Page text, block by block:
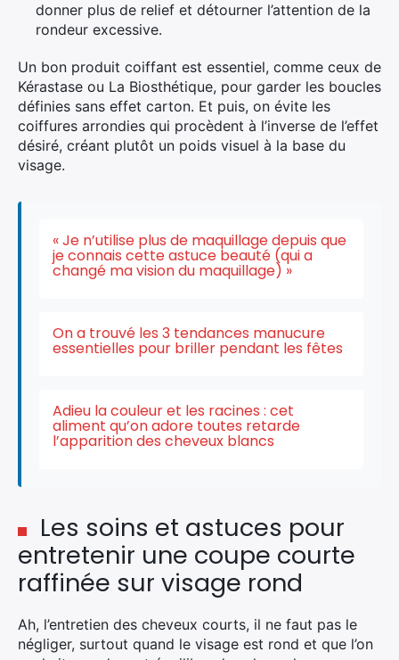
donner plus de relief et détourner l’attention de la
rondeur excessive.
Un bon produit coiffant est essentiel, comme ceux de
Kérastase ou La Biosthétique, pour garder les boucles
définies sans effet carton. Et puis, on évite les
coiffures arrondies qui procèdent à l’inverse de l’effet
désiré, créant plutôt un poids visuel à la base du
visage.
« Je n’utilise plus de maquillage depuis que
je connais cette astuce beauté (qui a
changé ma vision du maquillage) »
On a trouvé les 3 tendances manucure
essentielles pour briller pendant les fêtes
Adieu la couleur et les racines : cet
aliment qu’on adore toutes retarde
l’apparition des cheveux blancs
Les soins et astuces pour
entretenir une coupe courte
raffinée sur visage rond
Ah, l’entretien des cheveux courts, il ne faut pas le
négliger, surtout quand le visage est rond et que l’on